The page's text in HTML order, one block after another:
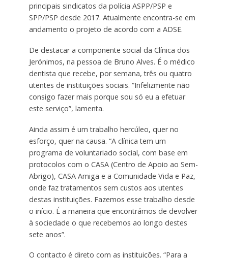
principais sindicatos da polícia ASPP/PSP e
SPP/PSP desde 2017. Atualmente encontra-se em
andamento o projeto de acordo com a ADSE.
De destacar a componente social da Clínica dos
Jerónimos, na pessoa de Bruno Alves. É o médico
dentista que recebe, por semana, três ou quatro
utentes de instituições sociais. “Infelizmente não
consigo fazer mais porque sou só eu a efetuar
este serviço”, lamenta.
Ainda assim é um trabalho hercúleo, quer no
esforço, quer na causa. “A clínica tem um
programa de voluntariado social, com base em
protocolos com o CASA (Centro de Apoio ao Sem-
Abrigo), CASA Amiga e a Comunidade Vida e Paz,
onde faz tratamentos sem custos aos utentes
destas instituições. Fazemos esse trabalho desde
o início. É a maneira que encontrámos de devolver
à sociedade o que recebemos ao longo destes
sete anos”.
O contacto é direto com as instituições. “Para a